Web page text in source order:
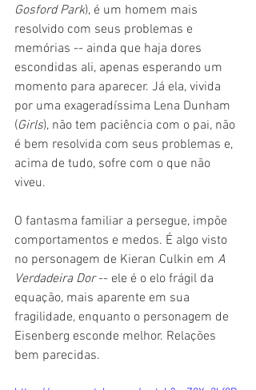
Gosford Park), é um homem mais
resolvido com seus problemas e
memórias -- ainda que haja dores
escondidas ali, apenas esperando um
momento para aparecer. Já ela, vivida
por uma exageradíssima Lena Dunham
(Girls), não tem paciência com o pai, não
é bem resolvida com seus problemas e,
acima de tudo, sofre com o que não
viveu.
O fantasma familiar a persegue, impõe
comportamentos e medos. É algo visto
no personagem de Kieran Culkin em A
Verdadeira Dor -- ele é o elo frágil da
equação, mais aparente em sua
fragilidade, enquanto o personagem de
Eisenberg esconde melhor. Relações
bem parecidas.